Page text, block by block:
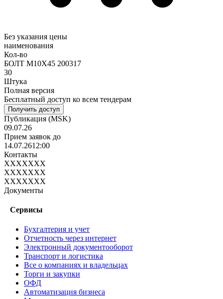
Без указания цены
наименования
Кол-во
БОЛТ М10Х45 200317
30
Штука
Полная версия
Бесплатный доступ ко всем тендерам
Получить доступ
Публикация (MSK)
09.07.26
Прием заявок до
14.07.2612:00
Контакты
XXXXXXX
XXXXXXX
XXXXXXX
Документы
Сервисы
Бухгалтерия и учет
Отчетность через интернет
Электронный документооборот
Транспорт и логистика
Все о компаниях и владельцах
Торги и закупки
ОФД
Автоматизация бизнеса